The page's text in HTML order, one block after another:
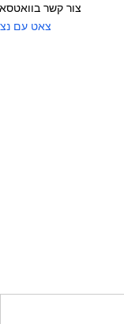
צור קשר
צאט עם